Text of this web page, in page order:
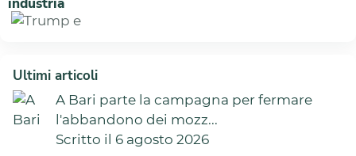
Ultimi articoli
A Bari parte la campagna per fermare
l'abbandono dei mozz...
Scritto il 6 agosto 2026